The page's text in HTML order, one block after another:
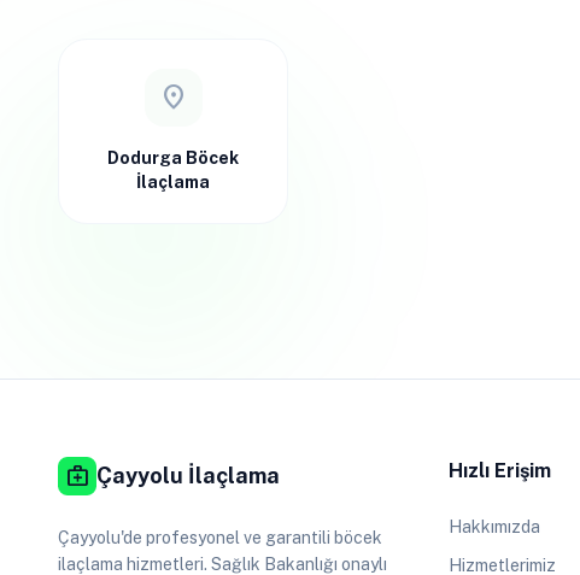
location_on
Dodurga Böcek
İlaçlama
medical_services Çayyolu İlaçlama
Çayyolu'de profesyonel ve garantili böcek
ilaçlama hizmetleri. Sağlık Bakanlığı onaylı
Hızlı Erişim
Hakkımızda
Hizmetlerimiz